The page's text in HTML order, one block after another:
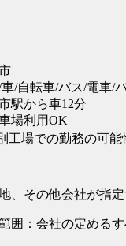
/自転車/バス/電車/
駅から車12分
場利用OK
工場での勤務の可能
、その他会社が指定
囲：会社の定める